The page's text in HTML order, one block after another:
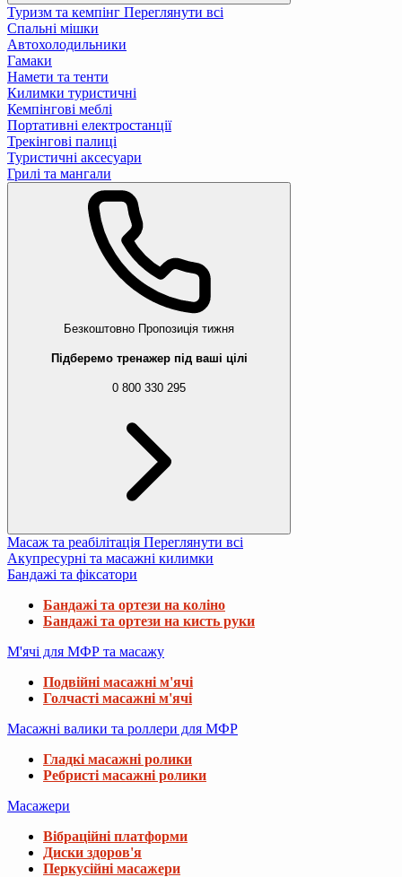
Туризм та кемпінг Переглянути всі
Спальні мішки
Автохолодильники
Гамаки
Намети та тенти
Килимки туристичні
Кемпінгові меблі
Портативні електростанції
Трекінгові палиці
Туристичні аксесуари
Грилі та мангали
Безкоштовно Пропозиція тижня
Підберемо тренажер під ваші цілі
0 800 330 295
Масаж та реабілітація Переглянути всі
Акупресурні та масажні килимки
Бандажі та фіксатори
Бандажі та ортези на коліно
Бандажі та ортези на кисть руки
М'ячі для МФР та масажу
Подвійні масажні м'ячі
Голчасті масажні м'ячі
Масажні валики та роллери для МФР
Гладкі масажні ролики
Ребристі масажні ролики
Масажери
Вібраційні платформи
Диски здоров'я
Перкусійні масажери